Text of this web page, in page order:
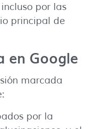
por las
principal de
en Google
marcada
por la